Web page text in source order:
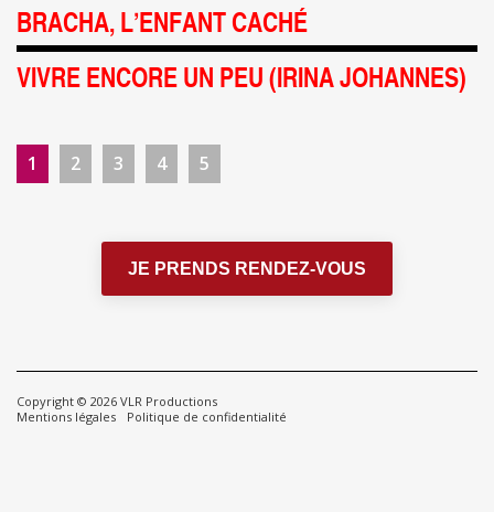
BRACHA, L’ENFANT CACHÉ
VIVRE ENCORE UN PEU (IRINA JOHANNES)
1 2 3 4 5
JE PRENDS RENDEZ-VOUS
Copyright © 2026 VLR Productions
Mentions légales
Politique de confidentialité